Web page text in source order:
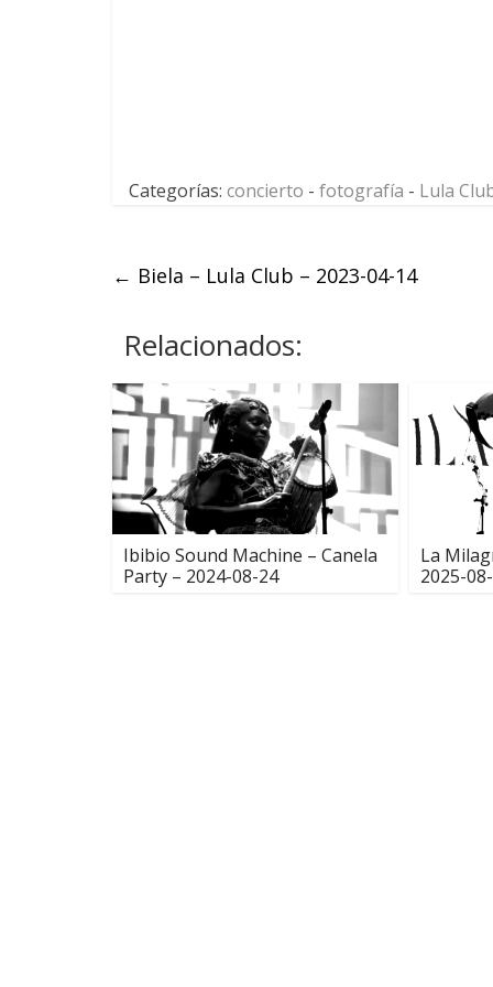
Categorías: concierto - fotografía - Lula
← Biela – Lula Club – 2023-04-14
Relacionados:
Ibibio Sound Machine – Canela
Party – 2024-08-24
La
2025-